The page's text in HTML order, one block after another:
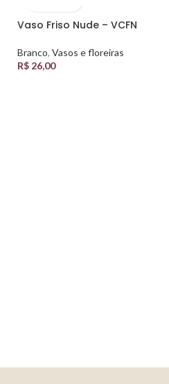
Vaso Friso Nude – VCFN
Branco, Vasos e floreiras
R$ 26,00